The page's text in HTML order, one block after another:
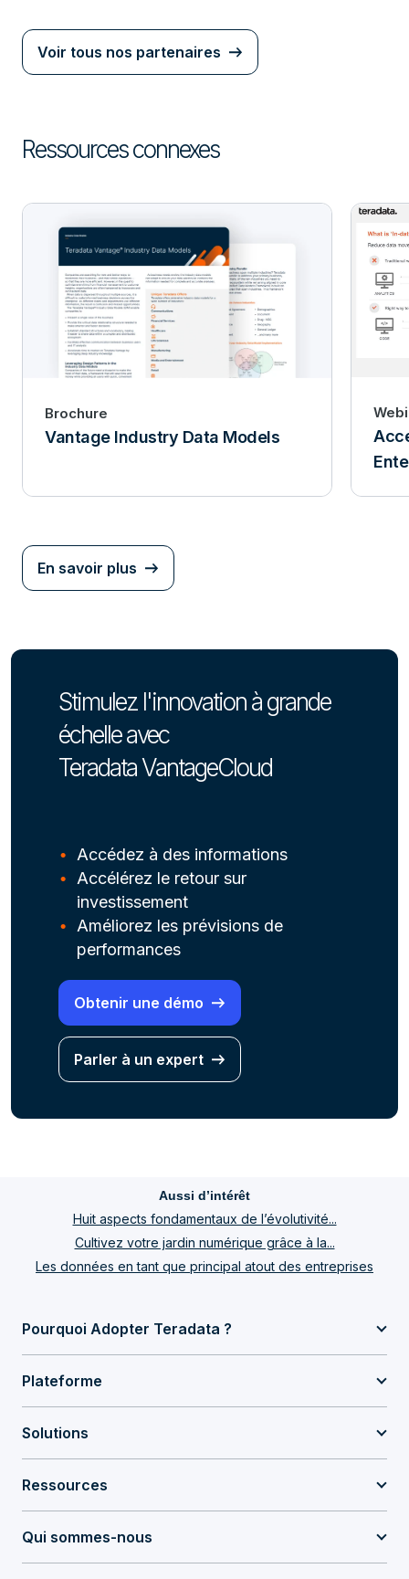
Voir tous nos partenaires
Ressources connexes
Brochure
Vantage Industry Data Models
En savoir plus
Stimulez l'innovation à grande
échelle avec
Teradata VantageCloud
Accédez à des informations
Accélérez le retour sur
investissement
Améliorez les prévisions de
performances
Obtenir une démo
Parler à un expert
Aussi d’intérêt
Huit aspects fondamentaux de l’évolutivité...
Cultivez votre jardin numérique grâce à la...
Les données en tant que principal atout des entreprises
Pourquoi Adopter Teradata ?
Plateforme
Solutions
Ressources
Qui sommes-nous